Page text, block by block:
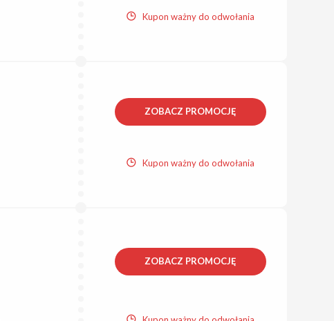
Kupon ważny do odwołania
ZOBACZ PROMOCJĘ
Kupon ważny do odwołania
ZOBACZ PROMOCJĘ